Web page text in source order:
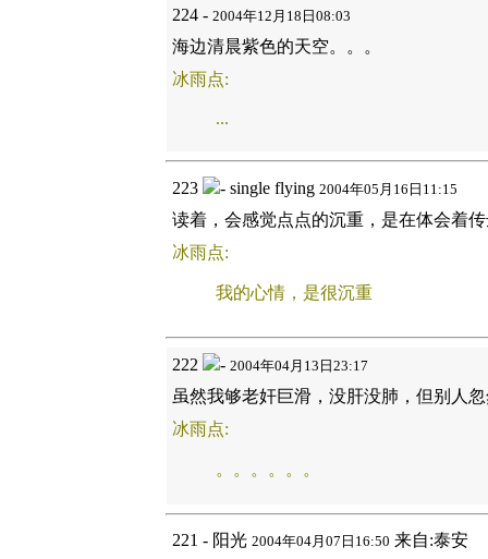
224 - 2004年12月18日08:03
海边清晨紫色的天空。。。
冰雨点:
...
223 - single flying 2004年05月16日11:15
读着，会感觉点点的沉重，是在体会着
冰雨点:
我的心情，是很沉重
222 - 2004年04月13日23:17
虽然我够老奸巨滑，没肝没肺，但别人
冰雨点:
。。。。。。
221 - 阳光 2004年04月07日16:50 来自:泰安